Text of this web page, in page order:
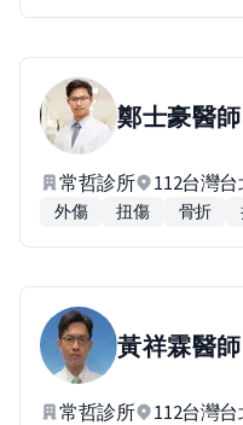
鄭士豪醫師
常哲診所 112台灣
外傷 扭傷 骨折
黃祥霖醫師
常哲診所 112台灣